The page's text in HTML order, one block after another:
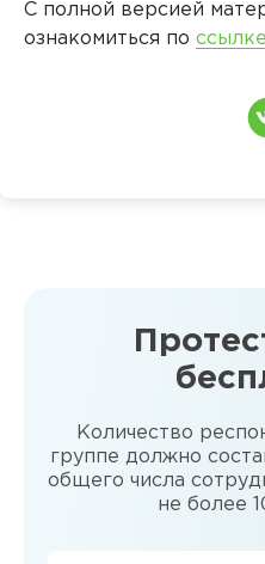
С полной версией
ознакомиться по ссылке
Количество
группе должно
общего числа
не более